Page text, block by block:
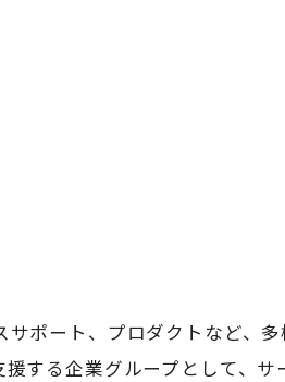
ポート、プロダクトなど、
する企業グループとして、サ